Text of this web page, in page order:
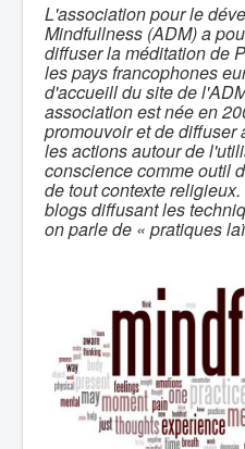
L'association pour le
Mindfullness (ADM) a
diffuser la méditation de
les pays francophones
d'accueill du site de
association est née en
promouvoir et de
les actions autour de
conscience comme outil
de tout contexte
blogs diffusant les
on parle de « pratiques